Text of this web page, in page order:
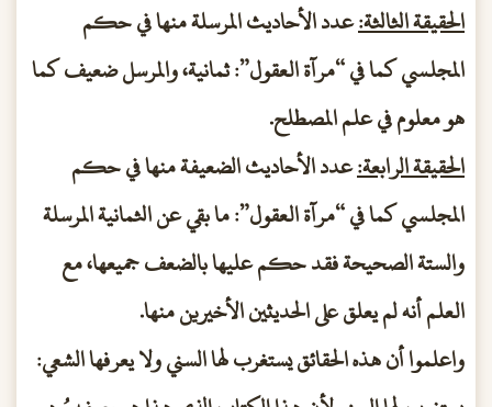
الحقيقة الثالثة:عدد الأحاديث المرسلة منها في حكم
المجلسي كما في “مرآة العقول”: ثمانية، والمرسل ضعيف كما
هو معلوم في علم المصطلح.
الحقيقة الرابعة:عدد الأحاديث الضعيفة منها في حكم
المجلسي كما في “مرآة العقول”: ما بقي عن الثمانية المرسلة
والستة الصحيحة فقد حكم عليها بالضعف جميعها، مع
العلم أنه لم يعلق على الحديثين الأخيرين منها.
واعلموا أن هذه الحقائق يستغرب لها السني ولا يعرفها الشعي: